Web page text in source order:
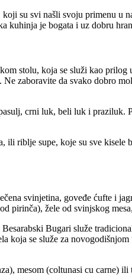
su svi našli svoju primenu u
je bogata i uz dobru
stolu, koja se služi kao prilog
zaboravite da svako dobro
crni luk, beli luk i praziluk.
ili riblje supe, koje su sve
svinjetina, goveđe ćufte i
pirinča), žele od svinjskog
Bugari služe
koja se služe za
mesom (coltunasi cu carne) ili